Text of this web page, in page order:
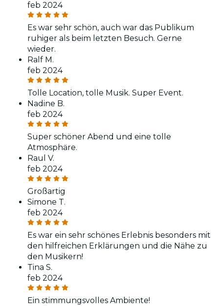
feb 2024
Es war sehr schön, auch war das Publikum
ruhiger als beim letzten Besuch. Gerne
wieder.
Ralf M.
feb 2024
Tolle Location, tolle Musik. Super Event.
Nadine B.
feb 2024
Super schöner Abend und eine tolle
Atmosphäre.
Raul V.
feb 2024
Großartig
Simone T.
feb 2024
Es war ein sehr schönes Erlebnis besonders mit
den hilfreichen Erklärungen und die Nähe zu
den Musikern!
Tina S.
feb 2024
Ein stimmungsvolles Ambiente!